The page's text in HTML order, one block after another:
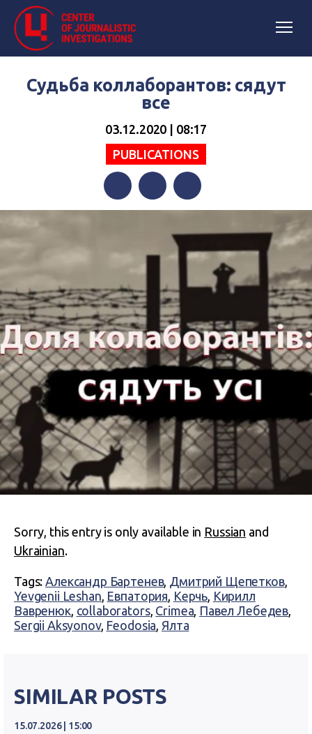
Судьба коллаборантов: сядут
все
03.12.2020 | 08:17
PUBLICATIONS
FacebookTwitterTelegram
Sorry, this entry is only available in Russian and
Ukrainian.
Tags:Александр Бартенев, Дмитрий Щепетков,
Yevgenii Leshan, Евпатория, Керчь, Кирилл
Вавренюк, collaborators, Crimea, Павел Лебедев,
Sergii Aksyonov, Feodosia, Ялта
SIMILAR POSTS
15.07.2026 | 15:00